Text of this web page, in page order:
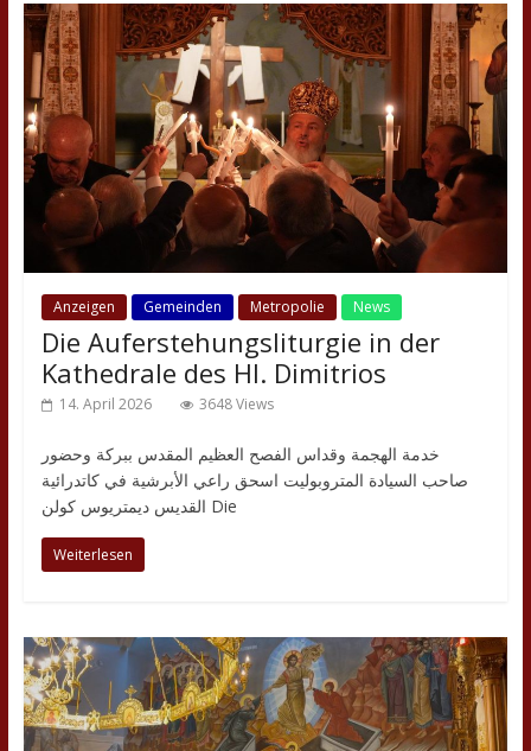
Anzeigen Gemeinden Metropolie News
Die Auferstehungsliturgie in der
Kathedrale des Hl. Dimitrios
14. April 2026 3648 Views
خدمة الهجمة وقداس الفصح العظيم المقدس ببركة وحضور
صاحب السيادة المتروبوليت اسحق راعي الأبرشية في كاتدرائية
القديس ديمتريوس كولن Die
Weiterlesen